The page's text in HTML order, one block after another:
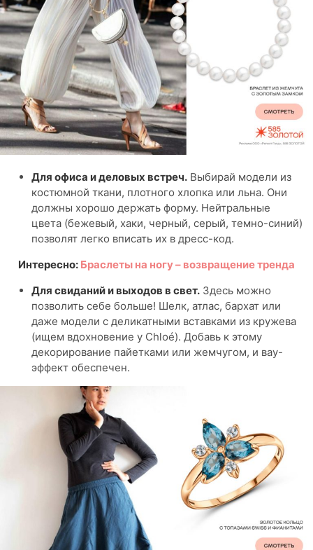
Для офиса и деловых встреч. Выбирай модели из
костюмной ткани, плотного хлопка или льна. Они
должны хорошо держать форму. Нейтральные
цвета (бежевый, хаки, черный, серый, темно-синий)
позволят легко вписать их в дресс-код.
Интересно: Браслеты на ногу – возвращение тренда
Для свиданий и выходов в свет. Здесь можно
позволить себе больше! Шелк, атлас, бархат или
даже модели с деликатными вставками из кружева
(ищем вдохновение у Chloé). Добавь к этому
декорирование пайетками или жемчугом, и вау-
эффект обеспечен.